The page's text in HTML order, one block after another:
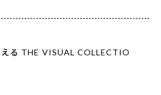
える THE VISUAL COLLECTIO